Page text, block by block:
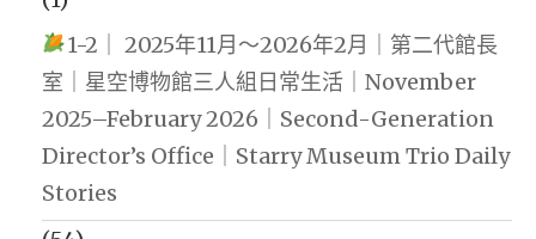
1-2｜ 2025年11月～2026年2月｜第二代館長
室｜星空博物館三人組日常生活｜November
2025–February 2026｜Second-Generation
Director’s Office｜Starry Museum Trio Daily
Stories